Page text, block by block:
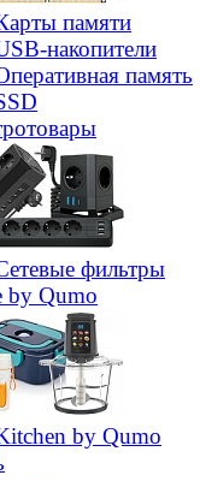
памяти
накопители
память
фильтры
by Qumo
by Qumo